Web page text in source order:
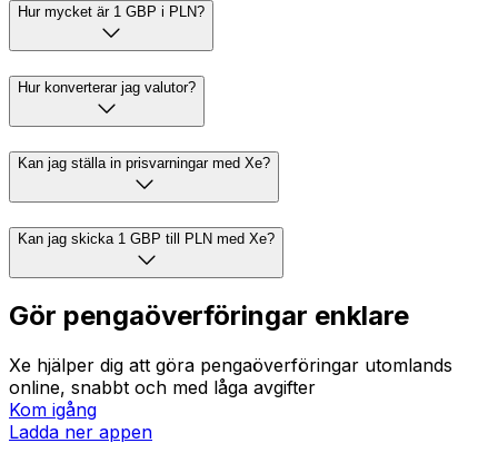
Hur mycket är 1 GBP i PLN?
Hur konverterar jag valutor?
Kan jag ställa in prisvarningar med Xe?
Kan jag skicka 1 GBP till PLN med Xe?
Gör pengaöverföringar enklare
Xe hjälper dig att göra pengaöverföringar utomlands
online, snabbt och med låga avgifter
Kom igång
Ladda ner appen